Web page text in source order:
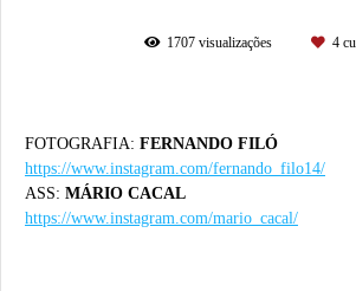
1707visualizações 4
FOTOGRAFIA: FERNANDO FILÓ
https://www.instagram.com/fernando_filo14/
ASS: MÁRIO CACAL
https://www.instagram.com/mario_cacal/